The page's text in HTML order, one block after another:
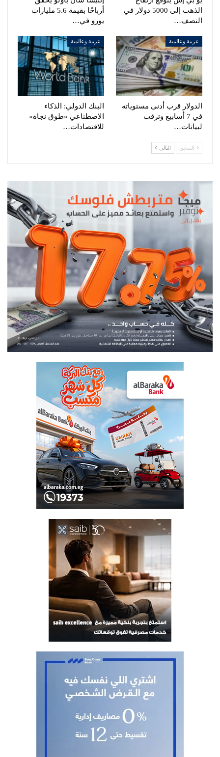
الذهب إلى 5000 دولار في
النصف…
أرباحًا بقيمة 5.6 مليارات
يورو في…
عربية وعالمية
الدولار قرب أدنى مستوياته
في 7 أسابيع وترقب
لبيانات…
عربية وعالمية
البنك الدولي: الذكاء
الاصطناعي «طوق نجاة»
للاقتصادات…
السابق التالي